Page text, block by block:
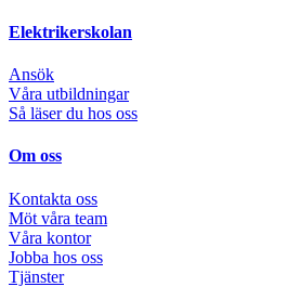
Elektrikerskolan
Ansök
Våra utbildningar
Så läser du hos oss
Om oss
Kontakta oss
Möt våra team
Våra kontor
Jobba hos oss
Tjänster